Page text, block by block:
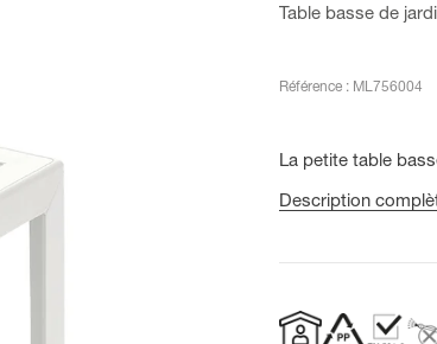
Table basse de
Référence : ML756004
La petite table
Description